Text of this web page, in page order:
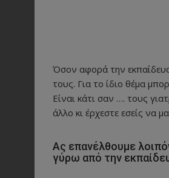
Όσον αφορά την
τους. Για το ίδιο θέμα
Είναι κάτι σαν …. τους
άλλο κι έρχεστε εσείς να
Ας επανέλθουμε
γύρω από την